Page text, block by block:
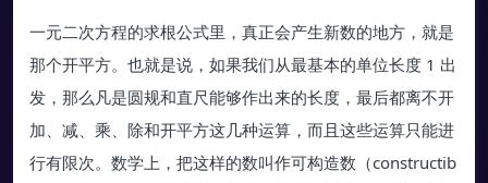
一元二次方程的求根公式里，真正会产生新数的地方，就是
那个开平方。也就是说，如果我们从最基本的单位长度 1 出
发，那么凡是圆规和直尺能够作出来的长度，最后都离不开
加、减、乘、除和开平方这几种运算，而且这些运算只能进
行有限次。数学上，把这样的数叫作可构造数（constructib